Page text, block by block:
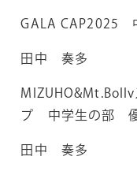
GALA CAP2025
田中 奏多
プ 中学生の部
田中 奏多